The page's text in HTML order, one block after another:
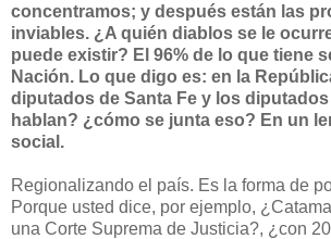
concentramos; y después están las
inviables. ¿A quién diablos se le
puede existir? El 96% de lo que tiene
Nación. Lo que digo es: en la
diputados de Santa Fe y los
hablan? ¿cómo se junta eso? En un
social.
Regionalizando el país. Es la forma de
Porque usted dice, por ejemplo,
una Corte Suprema de Justicia?, ¿con